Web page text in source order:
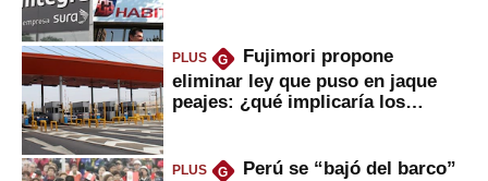
PLUS G
Fujimori propone
eliminar ley que puso en jaque
peajes: ¿qué implicaría los
PLUS G
Perú se “bajó del barco”